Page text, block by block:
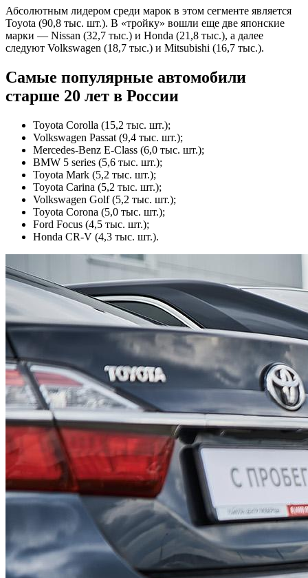
Абсолютным лидером среди марок в этом сегменте является
Toyota (90,8 тыс. шт.). В «тройку» вошли еще две японские
марки — Nissan (32,7 тыс.) и Honda (21,8 тыс.), а далее
следуют Volkswagen (18,7 тыс.) и Mitsubishi (16,7 тыс.).
Самые популярные автомобили
старше 20 лет в России
Toyota Corolla (15,2 тыс. шт.);
Volkswagen Passat (9,4 тыс. шт.);
Mercedes-Benz E-Class (6,0 тыс. шт.);
BMW 5 series (5,6 тыс. шт.);
Toyota Mark (5,2 тыс. шт.);
Toyota Carina (5,2 тыс. шт.);
Volkswagen Golf (5,2 тыс. шт.);
Toyota Corona (5,0 тыс. шт.);
Ford Focus (4,5 тыс. шт.);
Honda CR-V (4,3 тыс. шт.).